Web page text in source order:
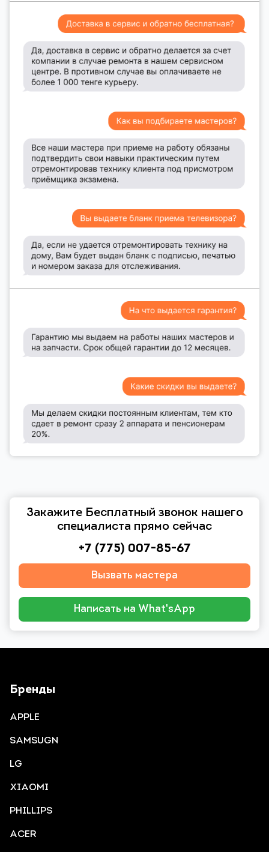
Закажите Бесплатный звонок нашего
специалиста прямо сейчас
+7 (775) 007-85-67
Вызвать мастера
Написать на What'sApp
Бренды
APPLE
SAMSUGN
LG
XIAOMI
PHILLIPS
ACER